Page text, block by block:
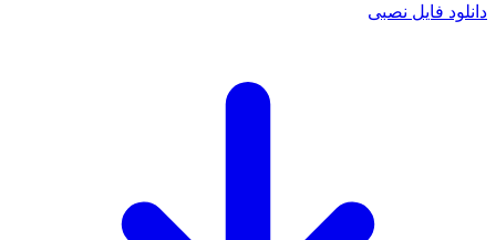
دانلود فایل نصبی